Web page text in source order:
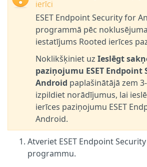
ierīci
ESET Endpoint Security for
programmā pēc
iestatījums Rooted ierīces
Noklikšķiniet uz Ieslēgt
paziņojumu ESET Endpoint
Android paplašinātājā zem
izpildiet norādījumus, lai
ierīces paziņojumu ESET
Android.
Atveriet ESET Endpoint
programmu.